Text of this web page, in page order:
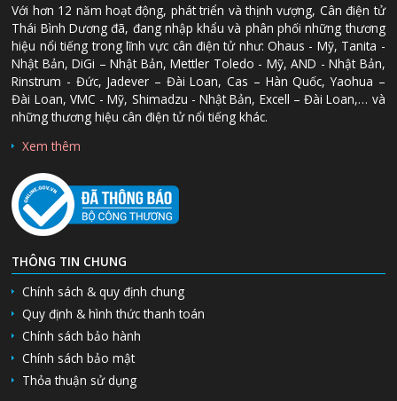
Với hơn 12 năm hoạt động, phát triển và thịnh vượng, Cân điện tử
Thái Bình Dương đã, đang nhập khẩu và phân phối những thương
hiệu nổi tiếng trong lĩnh vực cân điện tử như: Ohaus - Mỹ, Tanita -
Nhật Bản, DiGi – Nhật Bản, Mettler Toledo - Mỹ, AND - Nhật Bản,
Rinstrum - Đức, Jadever – Đài Loan, Cas – Hàn Quốc, Yaohua –
Đài Loan, VMC - Mỹ, Shimadzu - Nhật Bản, Excell – Đài Loan,… và
những thương hiệu cân điện tử nổi tiếng khác.
Xem thêm
THÔNG TIN CHUNG
Chính sách & quy định chung
Quy định & hình thức thanh toán
Chính sách bảo hành
Chính sách bảo mật
Thỏa thuận sử dụng